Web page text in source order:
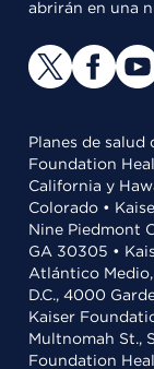
abrirán en una
Planes de salud
Foundation
California y
Colorado •
Nine Piedmont
GA 30305 •
Atlántico
D.C., 4000
Kaiser
Multnomah St.,
Foundation